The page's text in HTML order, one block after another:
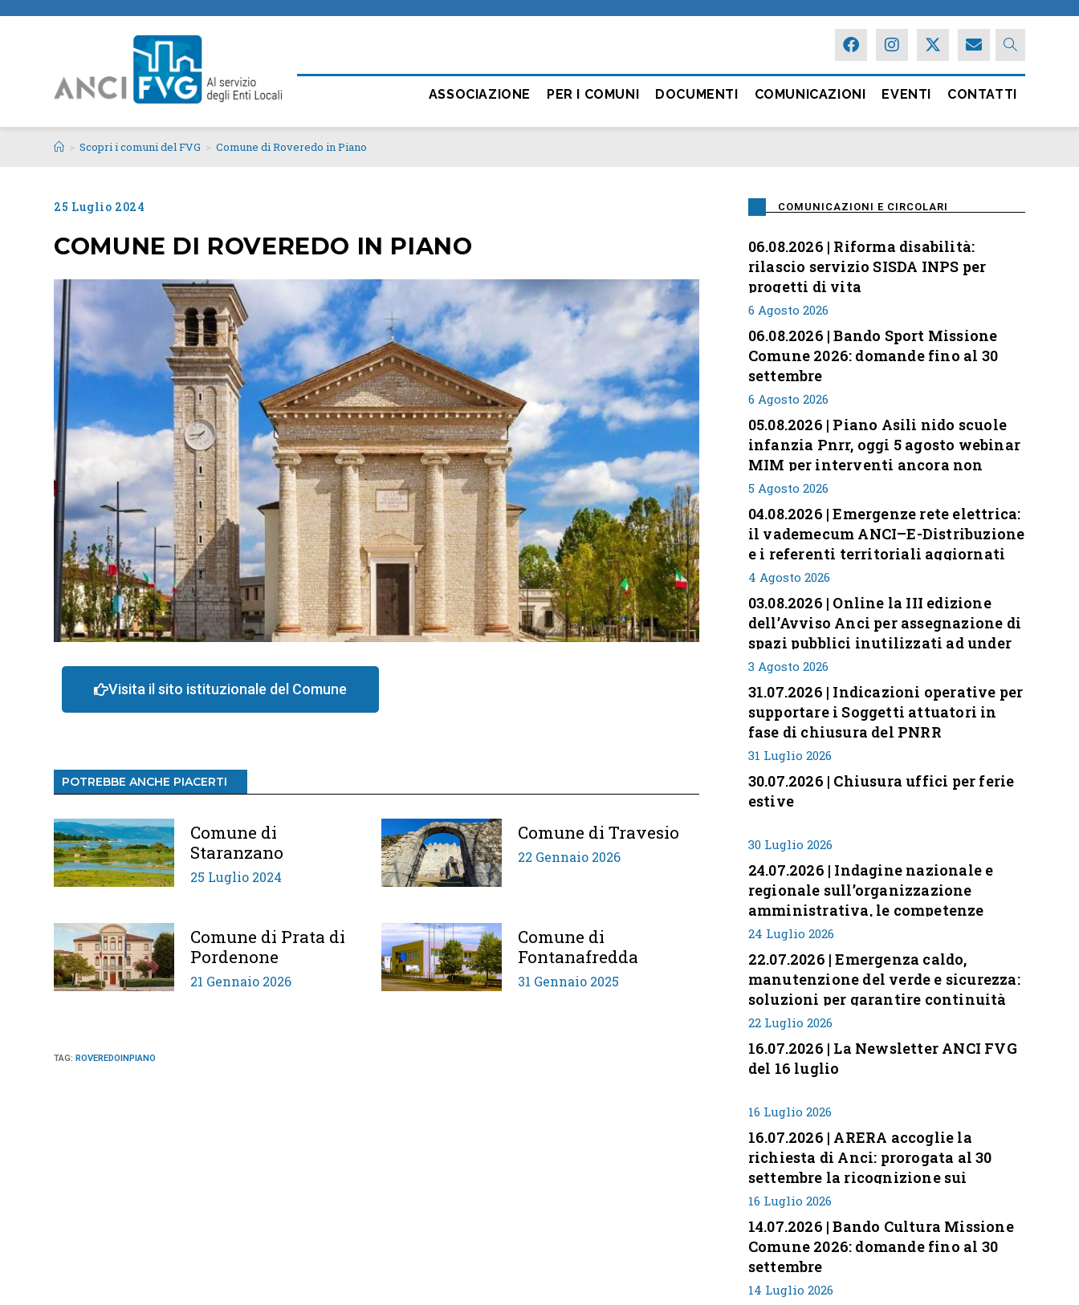
ASSOCIAZIONE PER I COMUNI DOCUMENTI COMUNICAZIONI EVENTI CONTATTI
> Scopri i comuni del FVG > Comune di Roveredo in Piano
25 Luglio 2024
COMUNE DI ROVEREDO IN PIANO
Visita il sito istituzionale del Comune
POTREBBE ANCHE PIACERTI
Comune di
Staranzano
25 Luglio 2024
Comune di Travesio
22 Gennaio 2026
Comune di Prata di
Pordenone
21 Gennaio 2026
Comune di
Fontanafredda
31 Gennaio 2025
TAG: ROVEREDOINPIANO
COMUNICAZIONI E CIRCOLARI
06.08.2026 | Riforma disabilità:
rilascio servizio SISDA INPS per
progetti di vita
6 Agosto 2026
06.08.2026 | Bando Sport Missione
Comune 2026: domande fino al 30
settembre
6 Agosto 2026
05.08.2026 | Piano Asili nido scuole
infanzia Pnrr, oggi 5 agosto webinar
MIM per interventi ancora non
conclusi
5 Agosto 2026
04.08.2026 | Emergenze rete elettrica:
il vademecum ANCI–E-Distribuzione
e i referenti territoriali aggiornati
4 Agosto 2026
03.08.2026 | Online la III edizione
dell’Avviso Anci per assegnazione di
spazi pubblici inutilizzati ad under
35
3 Agosto 2026
31.07.2026 | Indicazioni operative per
supportare i Soggetti attuatori in
fase di chiusura del PNRR
31 Luglio 2026
30.07.2026 | Chiusura uffici per ferie
estive
30 Luglio 2026
24.07.2026 | Indagine nazionale e
regionale sull’organizzazione
amministrativa, le competenze
professionali e i modelli di gestione
nei piccoli Comuni italiani
24 Luglio 2026
22.07.2026 | Emergenza caldo,
manutenzione del verde e sicurezza:
soluzioni per garantire continuità
servizi
22 Luglio 2026
16.07.2026 | La Newsletter ANCI FVG
del 16 luglio
16 Luglio 2026
16.07.2026 | ARERA accoglie la
richiesta di Anci: prorogata al 30
settembre la ricognizione sui
corrispettivi
16 Luglio 2026
14.07.2026 | Bando Cultura Missione
Comune 2026: domande fino al 30
settembre
14 Luglio 2026